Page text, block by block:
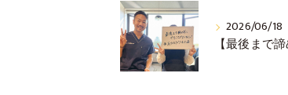
2026/06/18